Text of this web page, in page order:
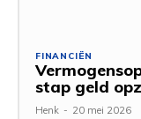
FINANCIËN
stap geld
Henk - 20 mei 2026